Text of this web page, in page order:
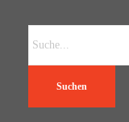
Suchen